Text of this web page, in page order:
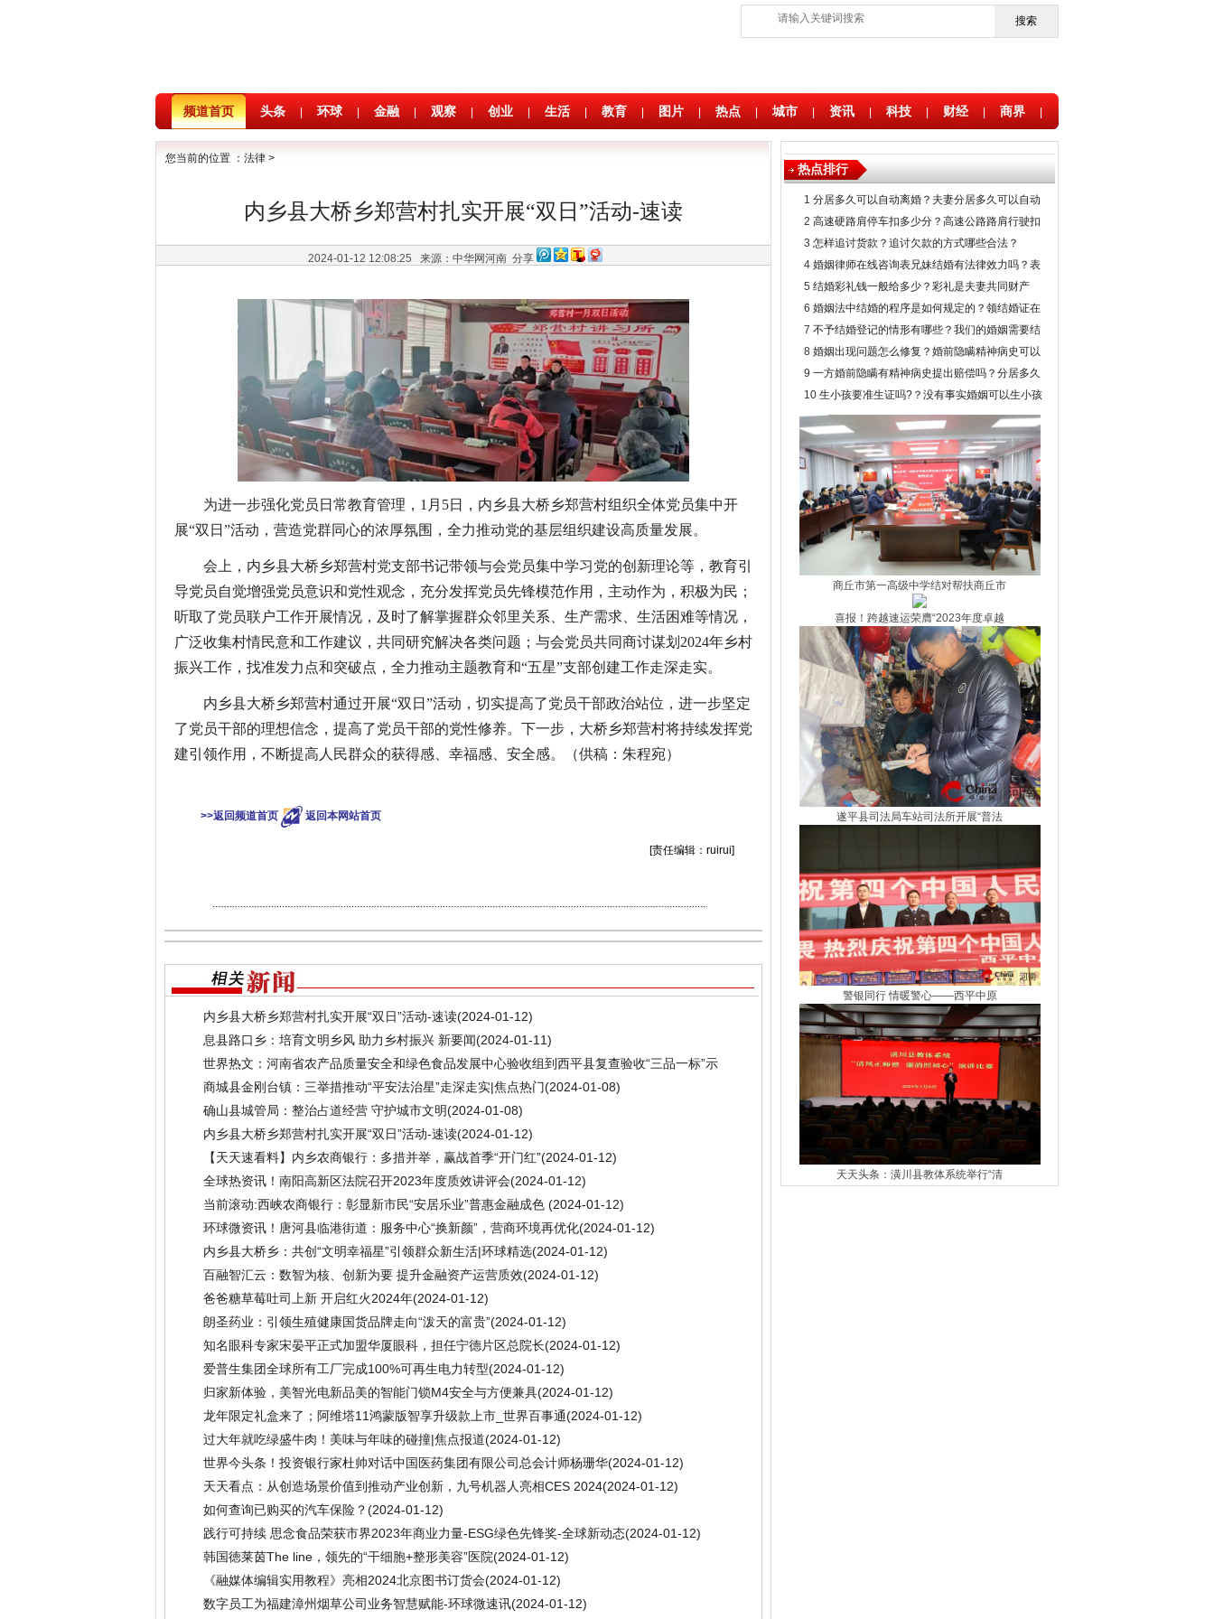
搜索
频道首页 头条 环球 金融 观察 创业 生活 教育 图片 热点 城市 资讯 科技 财经 商界
您当前的位置 ： 法律 >
内乡县大桥乡郑营村扎实开展“双日”活动-速读
2024-01-12 12:08:25 来源：中华网河南分享
为进一步强化党员日常教育管理，1月5日，内乡县大桥乡郑营村组织全体党员集中开
展“双日”活动，营造党群同心的浓厚氛围，全力推动党的基层组织建设高质量发展。
会上，内乡县大桥乡郑营村党支部书记带领与会党员集中学习党的创新理论等，教育引
导党员自觉增强党员意识和党性观念，充分发挥党员先锋模范作用，主动作为，积极为民；
听取了党员联户工作开展情况，及时了解掌握群众邻里关系、生产需求、生活困难等情况，
广泛收集村情民意和工作建议，共同研究解决各类问题；与会党员共同商讨谋划2024年乡村
振兴工作，找准发力点和突破点，全力推动主题教育和“五星”支部创建工作走深走实。
内乡县大桥乡郑营村通过开展“双日”活动，切实提高了党员干部政治站位，进一步坚定
了党员干部的理想信念，提高了党员干部的党性修养。下一步，大桥乡郑营村将持续发挥党
建引领作用，不断提高人民群众的获得感、幸福感、安全感。（供稿：朱程宛）
>>返回频道首页 返回本网站首页
[责任编辑：ruirui]
内乡县大桥乡郑营村扎实开展“双日”活动-速读(2024-01-12)
息县路口乡：培育文明乡风 助力乡村振兴 新要闻(2024-01-11)
世界热文：​河南省农产品质量安全和绿色食品发展中心验收组到西平县复查验收“三品一标”示
范基地(2024-01-11)
商城县金刚台镇：三举措推动“平安法治星”走深走实|焦点热门(2024-01-08)
确山县城管局：整治占道经营 守护城市文明(2024-01-08)
内乡县大桥乡郑营村扎实开展“双日”活动-速读(2024-01-12)
【天天速看料】内乡农商银行：多措并举，赢战首季“开门红”(2024-01-12)
全球热资讯！南阳高新区法院召开2023年度质效讲评会(2024-01-12)
当前滚动:西峡农商银行：彰显新市民“安居乐业”普惠金融成色 (2024-01-12)
环球微资讯！唐河县临港街道：服务中心“换新颜”，营商环境再优化(2024-01-12)
内乡县大桥乡：共创“文明幸福星”引领群众新生活|环球精选(2024-01-12)
百融智汇云：数智为核、创新为要 提升金融资产运营质效(2024-01-12)
爸爸糖草莓吐司上新 开启红火2024年(2024-01-12)
朗圣药业：引领生殖健康国货品牌走向“泼天的富贵”(2024-01-12)
知名眼科专家宋晏平正式加盟华厦眼科，担任宁德片区总院长(2024-01-12)
爱普生集团全球所有工厂完成100%可再生电力转型(2024-01-12)
归家新体验，美智光电新品美的智能门锁M4安全与方便兼具(2024-01-12)
龙年限定礼盒来了；阿维塔11鸿蒙版智享升级款上市_世界百事通(2024-01-12)
过大年就吃绿盛牛肉！美味与年味的碰撞|焦点报道(2024-01-12)
世界今头条！投资银行家杜帅对话中国医药集团有限公司总会计师杨珊华(2024-01-12)
天天看点：从创造场景价值到推动产业创新，九号机器人亮相CES 2024(2024-01-12)
如何查询已购买的汽车保险？(2024-01-12)
践行可持续 思念食品荣获市界2023年商业力量-ESG绿色先锋奖-全球新动态(2024-01-12)
韩国徳莱茵The line，领先的“干细胞+整形美容”医院(2024-01-12)
《融媒体编辑实用教程》亮相2024北京图书订货会(2024-01-12)
数字员工为福建漳州烟草公司业务智慧赋能-环球微速讯(2024-01-12)
热点排行
1 分居多久可以自动离婚？夫妻分居多久可以自动
解除婚姻关系？
2 高速硬路肩停车扣多少分？高速公路路肩行驶扣
几分？
3 怎样追讨货款？追讨欠款的方式哪些合法？
4 婚姻律师在线咨询表兄妹结婚有法律效力吗？表
兄妹以绝育要求结婚是否准许？
5 结婚彩礼钱一般给多少？彩礼是夫妻共同财产
吗？
6 婚姻法中结婚的程序是如何规定的？领结婚证在
男方地领还是女方地领？
7 不予结婚登记的情形有哪些？我们的婚姻需要结
婚登记申请吗？
8 婚姻出现问题怎么修复？婚前隐瞒精神病史可以
要求离婚吗？
9 一方婚前隐瞒有精神病史提出赔偿吗？分居多久
可以自动解除婚姻关系？
10 生小孩要准生证吗?？没有事实婚姻可以生小孩
吗？
商丘市第一高级中学结对帮扶商丘市
喜报！跨越速运荣膺“2023年度卓越
遂平县司法局车站司法所开展“普法
​警银同行 情暖警心——西平中原
天天头条：潢川县教体系统举行“清